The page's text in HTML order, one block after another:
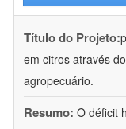
Título do Projeto:
em citros através
agropecuário.
Resumo: O déficit